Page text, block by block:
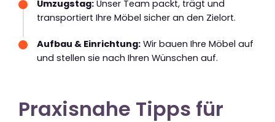
Umzugstag: Unser Team packt, trägt und
transportiert Ihre Möbel sicher an den Zielort.
Aufbau & Einrichtung: Wir bauen Ihre Möbel auf
und stellen sie nach Ihren Wünschen auf.
Praxisnahe Tipps für